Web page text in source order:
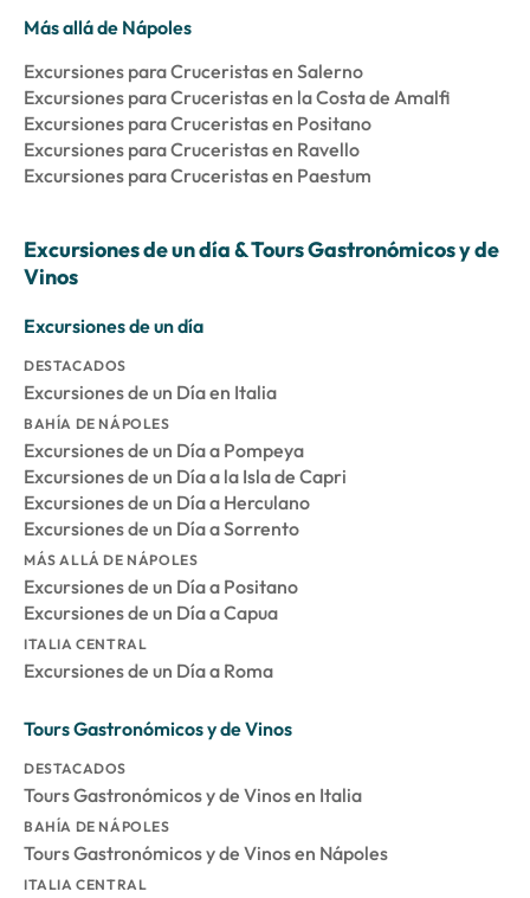
Más allá de Nápoles
Excursiones para Cruceristas en Salerno
Excursiones para Cruceristas en la Costa de Amalfi
Excursiones para Cruceristas en Positano
Excursiones para Cruceristas en Ravello
Excursiones para Cruceristas en Paestum
Excursiones de un día & Tours Gastronómicos y de
Vinos
Excursiones de un día
DESTACADOS
Excursiones de un Día en Italia
BAHÍA DE NÁPOLES
Excursiones de un Día a Pompeya
Excursiones de un Día a la Isla de Capri
Excursiones de un Día a Herculano
Excursiones de un Día a Sorrento
MÁS ALLÁ DE NÁPOLES
Excursiones de un Día a Positano
Excursiones de un Día a Capua
ITALIA CENTRAL
Excursiones de un Día a Roma
Tours Gastronómicos y de Vinos
DESTACADOS
Tours Gastronómicos y de Vinos en Italia
BAHÍA DE NÁPOLES
Tours Gastronómicos y de Vinos en Nápoles
ITALIA CENTRAL